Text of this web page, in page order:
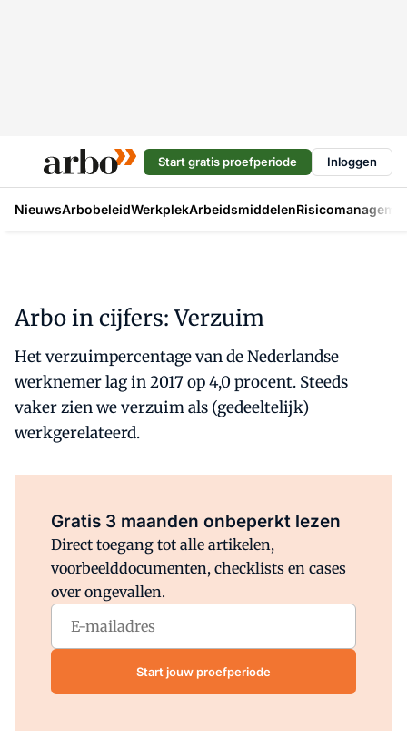
Start gratis proefperiode Inloggen
NieuwsArbobeleidWerkplekArbeidsmiddelen
Arbo in cijfers: Verzuim
Het verzuimpercentage van de Nederlandse
werknemer lag in 2017 op 4,0 procent. Steeds
vaker zien we verzuim als (gedeeltelijk)
werkgerelateerd.
Gratis 3 maanden onbeperkt lezen
Direct toegang tot alle artikelen,
voorbeelddocumenten, checklists en cases
over ongevallen.
Start jouw proefperiode